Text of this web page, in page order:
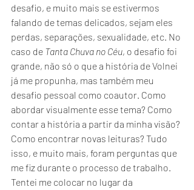
desafio, e muito mais se estivermos
falando de temas delicados, sejam eles
perdas, separações, sexualidade, etc. No
caso de Tanta Chuva no Céu, o desafio foi
grande, não só o que a história de Volnei
já me propunha, mas também meu
desafio pessoal como coautor. Como
abordar visualmente esse tema? Como
contar a história a partir da minha visão?
Como encontrar novas leituras? Tudo
isso, e muito mais, foram perguntas que
me fiz durante o processo de trabalho.
Tentei me colocar no lugar da